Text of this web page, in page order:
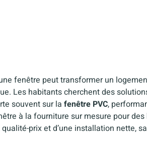
fenêtre peut transformer un
Les habitants cherchent des
souvent sur la fenêtre PVC,
à la fourniture sur mesure pour
prix et d’une installation nette,